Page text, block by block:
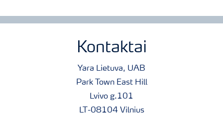
Kontaktai
Yara Lietuva, UAB
Park Town East Hill
Lvivo g.101
LT-08104 Vilnius